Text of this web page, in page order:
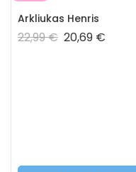
Arkliukas Henris
22,99€ 20,69 €